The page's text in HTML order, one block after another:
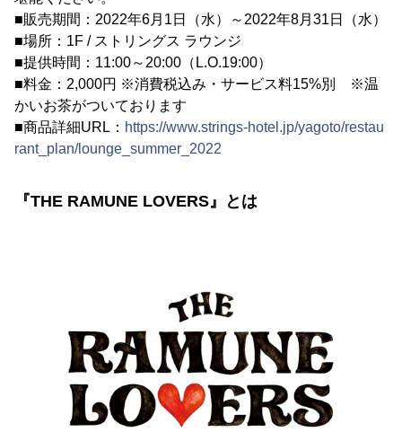
■販売期間：2022年6月1日（水）～2022年8月31日（水）
■場所：1F / ストリングス ラウンジ
■提供時間：11:00～20:00（L.O.19:00）
■料金：2,000円 ※消費税込み・サービス料15%別 ※温
かいお茶がついております
■商品詳細URL： https://www.strings-hotel.jp/yagoto/restau
rant_plan/lounge_summer_2022
『THE RAMUNE LOVERS』とは